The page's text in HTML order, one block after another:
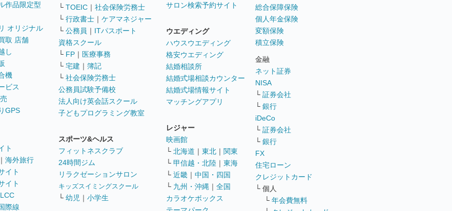
作品限定型
オリジナル
取 店舗
し
機
ビス
GPS
ト
｜ 海外旅行
イト
イト
際線
└ TOEIC ｜ 社会保険労務士
└ 行政書士 ｜ ケアマネジャー
└ 公務員 ｜ ITパスポート
資格スクール
└ FP ｜ 医療事務
└ 宅建 ｜ 簿記
└ 社会保険労務士
公務員試験予備校
法人向け英会話スクール
子どもプログラミング教室
スポーツ&ヘルス
フィットネスクラブ
24時間ジム
リラクゼーションサロン
キッズスイミングスクール
└ 幼児 ｜ 小学生
サロン検索予約サイト
ウエディング
ハウスウエディング
格安ウエディング
結婚相談所
結婚式場相談カウンター
結婚式場情報サイト
マッチングアプリ
レジャー
映画館
└ 北海道 ｜ 東北 ｜ 関東
└ 甲信越・北陸 ｜ 東海
└ 近畿 ｜ 中国・四国
└ 九州・沖縄 ｜ 全国
カラオケボックス
総合保障保険
個人年金保険
変額保険
積立保険
金融
ネット証券
NISA
└ 証券会社
└ 銀行
iDeCo
└ 証券会社
└ 銀行
FX
住宅ローン
クレジットカード
└ 個人
└ 年会費無料